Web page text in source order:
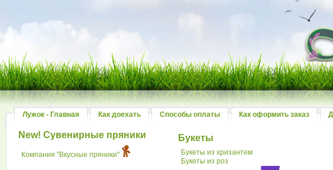
Лужок - Главная Как доехать Способы оплаты Как оформить заказ
New! Сувенирные пряники
Компания "Вкусные пряники"
Букеты
Букеты из хризантем
Букеты из роз